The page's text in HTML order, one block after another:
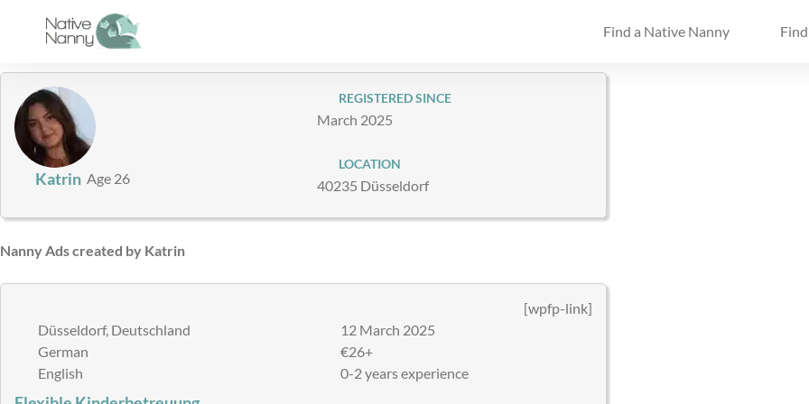
Find a Native Nanny
Katrin Age 26
REGISTERED SINCE
March 2025
LOCATION
40235 Düsseldorf
Nanny Ads created by Katrin
[wpfp-link]
Düsseldorf, Deutschland
German
English
12 March 2025
€26+
0-2 years experience